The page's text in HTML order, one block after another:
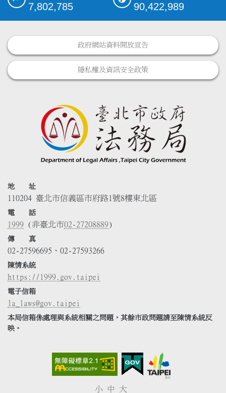
7,802,785 90,422,989
政府網站資料開放宣告
隱私權及資訊安全政策
地 址
110204 臺北市信義區市府路1號8樓東北區
電 話
1999 (非臺北市02-27208889)
傳 真
02-27596695、02-27593266
陳情系統
https://1999.gov.taipei
電子信箱
la_laws@gov.taipei
本局信箱係處理與系統相關之問題，其餘市政問題請至陳情系統反
映。
小 中 大